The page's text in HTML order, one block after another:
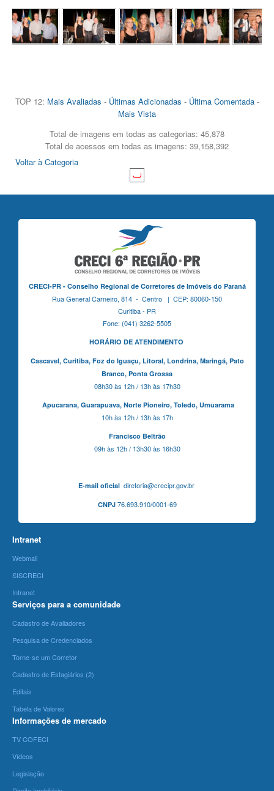
TOP 12: Mais Avaliadas - Últimas Adicionadas - Última Comentada-
Mais Vista
Total de imagens em todas as categorias: 45,878
Total de acessos em todas as imagens: 39,158,392
Voltar à Categoria
CRECI-PR - Conselho Regional de Corretores de Imóveis do Paraná
Rua General Carneiro, 814 - Centro | CEP: 80060-150
Curitiba - PR
Fone: (041) 3262-5505
HORÁRIO DE ATENDIMENTO
Cascavel, Curitiba,Foz do Iguaçu, Litoral, Londrina, Maringá, Pato
Branco, Ponta Grossa
08h30 às 12h / 13h às 17h30
Apucarana, Guarapuava, Norte Pioneiro, Toledo, Umuarama
10h às 12h / 13h às 17h
Francisco Beltrão
09h às 12h / 13h30 às 16h30
E-mail oficialdiretoria@crecipr.gov.br
CNPJ76.693.910/0001-69
Intranet
Webmail
SISCRECI
Intranet
Serviços para a comunidade
Cadastro de Avaliadores
Pesquisa de Credenciados
Torne-se um Corretor
Cadastro de Estagiários (2)
Editais
Tabela de Valores
Informações de mercado
TV COFECI
Vídeos
Legislação